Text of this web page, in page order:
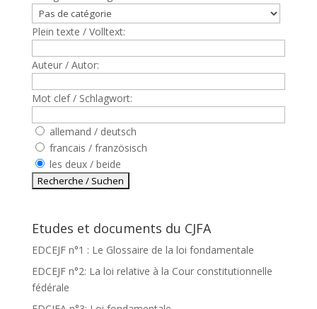
Plein texte / Volltext:
Auteur / Autor:
Mot clef / Schlagwort:
allemand / deutsch
francais / französisch
les deux / beide
Etudes et documents du CJFA
EDCEJF n°1 : Le Glossaire de la loi fondamentale
EDCEJF n°2: La loi relative à la Cour constitutionnelle
fédérale